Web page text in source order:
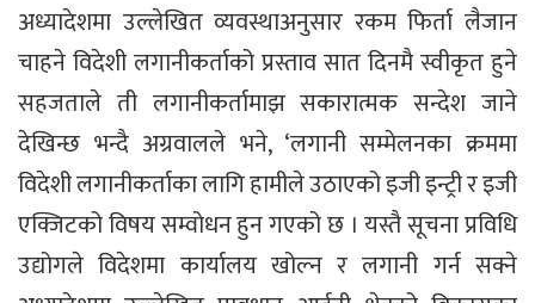
अध्यादेशमा उल्लेखित व्यवस्थाअनुसार रकम फिर्ता लैजान
चाहने विदेशी लगानीकर्ताको प्रस्ताव सात दिनमै स्वीकृत हुने
सहजताले ती लगानीकर्तामाझ सकारात्मक सन्देश जाने
देखिन्छ भन्दै अग्रवालले भने, ‘लगानी सम्मेलनका क्रममा
विदेशी लगानीकर्ताका लागि हामीले उठाएको इजी इन्ट्री र इजी
एक्जिटको विषय सम्वोधन हुन गएको छ । यस्तै सूचना प्रविधि
उद्योगले विदेशमा कार्यालय खोल्न र लगानी गर्न सक्ने